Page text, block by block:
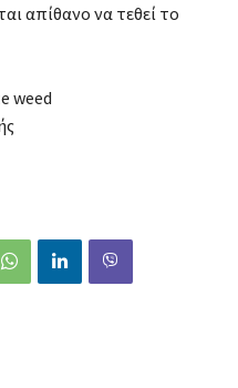
απίθανο να τεθεί το
weed